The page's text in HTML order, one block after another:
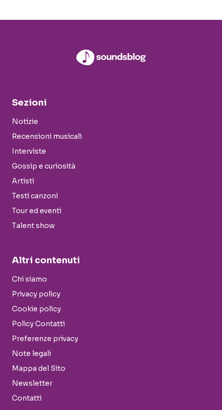
Sezioni
Notizie
Recensioni musicali
Interviste
Gossip e curiosità
Artisti
Testi canzoni
Tour ed eventi
Talent show
Altri contenuti
Chi siamo
Privacy policy
Cookie policy
Policy Contatti
Preferenze privacy
Note legali
Mappa del Sito
Newsletter
Contatti